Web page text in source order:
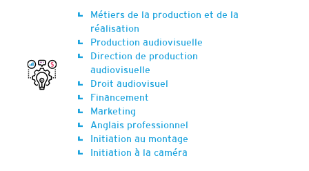
Métiers de la production et de la
réalisation
Production audiovisuelle
Direction de production
audiovisuelle
Droit audiovisuel
Financement
Marketing
Anglais professionnel
Initiation au montage
Initiation à la caméra